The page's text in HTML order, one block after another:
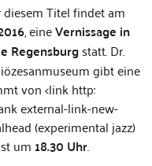
Titel findet am
, eineVernissage in
Regensburgstatt. Dr.
gibt eine
von <link http:
external-link-new-
(expe­ri­men­tal jazz)
um 18.30 Uhr.